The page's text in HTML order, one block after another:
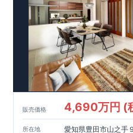
います。
【耐震等級3取得】
・東栄住宅の建物は、国が定
建築基準法で定められた、｢数
て、倒壊、崩壊しない。｣とい
力を達成しています。
【住宅性能評価ダブル取得】
・設計住宅性能評価：建物設
が評価しています。
・建設住宅性能評価：評価を
か、建設までに、計4回のチェ
図面や書類上だけでなく、現
販売価格 4,690万円 (
所在地 愛知県豊田市山之手